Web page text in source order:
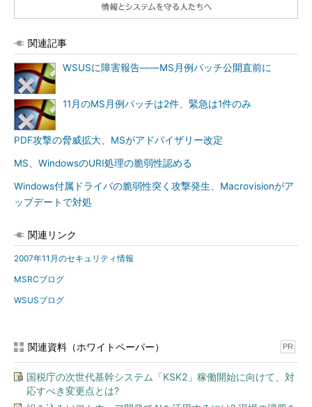
関連記事
WSUSに障害報告――MS月例パッチ公開直前に
11月のMS月例パッチは2件、緊急は1件のみ
PDF攻撃の脅威拡大、MSがアドバイザリー改定
MS、WindowsのURI処理の脆弱性認める
Windows付属ドライバの脆弱性突く攻撃発生、Macrovisionがア
ップデートで対処
関連リンク
2007年11月のセキュリティ情報
MSRCブログ
WSUSブログ
関連資料（ホワイトペーパー） PR
国税庁の次世代基幹システム「KSK2」稼働開始に向けて、対
応すべき変更点とは?